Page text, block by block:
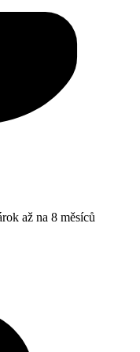
až na 8 měsíců